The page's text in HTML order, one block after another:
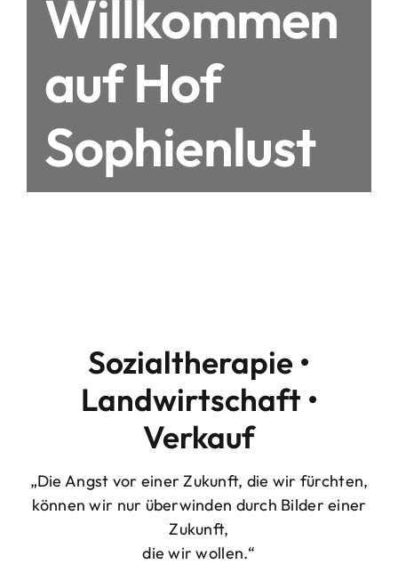
Willkommen
auf Hof
Sophienlust
Sozialtherapie •
Landwirtschaft •
Verkauf
„Die Angst vor einer Zukunft, die wir fürchten,
können wir nur überwinden durch Bilder einer
Zukunft,
die wir wollen.“